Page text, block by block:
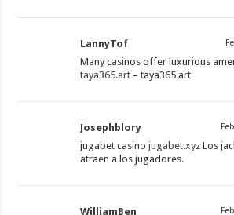
LannyTof
Many casinos offer luxurious
taya365.art – taya365.art
Josephblory
jugabet casinojugabet.xyz Los
atraen a los jugadores.
WilliamBen